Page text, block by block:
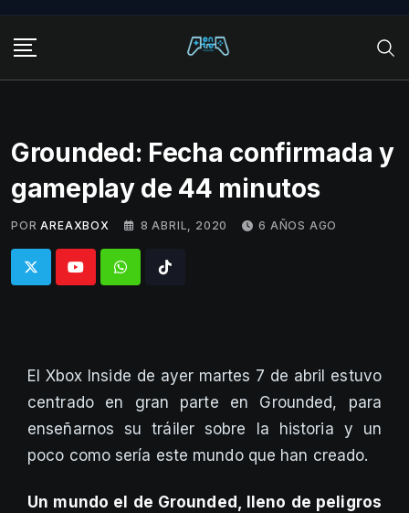
content
Grounded: Fecha confirmada y
gameplay de 44 minutos
POR AREAXBOX 8 ABRIL, 2020 6 AÑOS AGO
WhatsappTiktok
El Xbox Inside de ayer martes 7 de abril estuvo
centrado en gran parte en Grounded, para
enseñarnos su tráiler sobre la historia y un
poco como sería este mundo que han creado.
Un mundo el de Grounded, lleno de peligros